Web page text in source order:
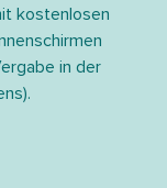
kostenlosen
in der